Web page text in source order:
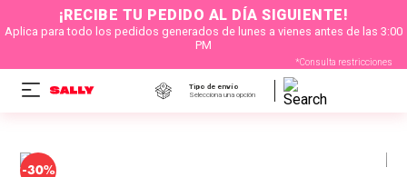
¡RECIBE TU PEDIDO AL DÍA SIGUIENTE!
Aplica para todo los pedidos generados de lunes a vienes antes de las 3:00
PM
*Consulta restricciones
Tipo de envío
Selecciona una opción
-30%